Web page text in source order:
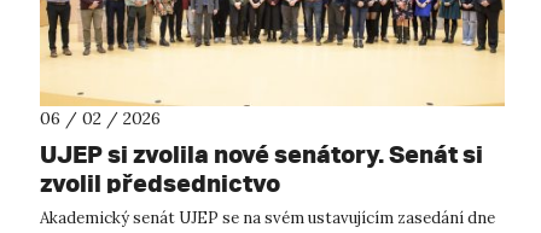
06 / 02 / 2026
UJEP si zvolila nové senátory. Senát si
zvolil předsednictvo
Akademický senát UJEP se na svém ustavujícím zasedání dne